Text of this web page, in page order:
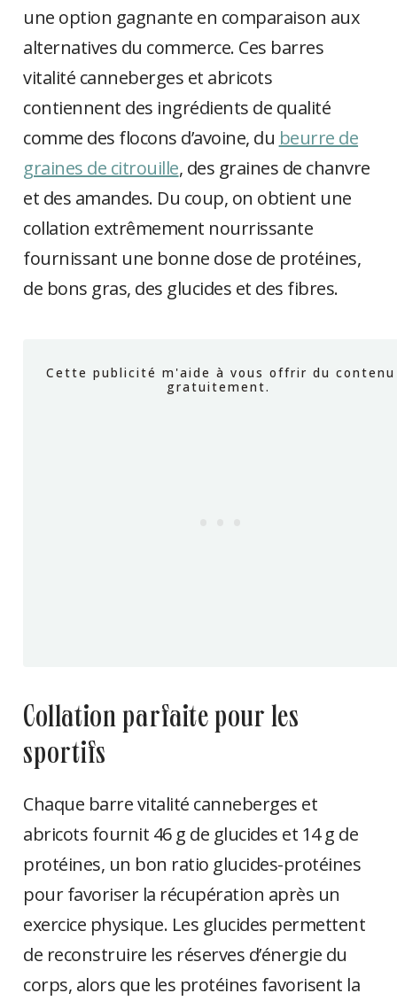
une option gagnante en comparaison aux
alternatives du commerce. Ces barres
vitalité canneberges et abricots
contiennent des ingrédients de qualité
comme des flocons d’avoine, du beurre de
graines de citrouille, des graines de chanvre
et des amandes. Du coup, on obtient une
collation extrêmement nourrissante
fournissant une bonne dose de protéines,
de bons gras, des glucides et des fibres.
collation parfaite pour les
sportifs
Chaque barre vitalité canneberges et
abricots fournit 46 g de glucides et 14 g de
protéines, un bon ratio glucides-protéines
pour favoriser la récupération après un
exercice physique. Les glucides permettent
de reconstruire les réserves d’énergie du
corps, alors que les protéines favorisent la